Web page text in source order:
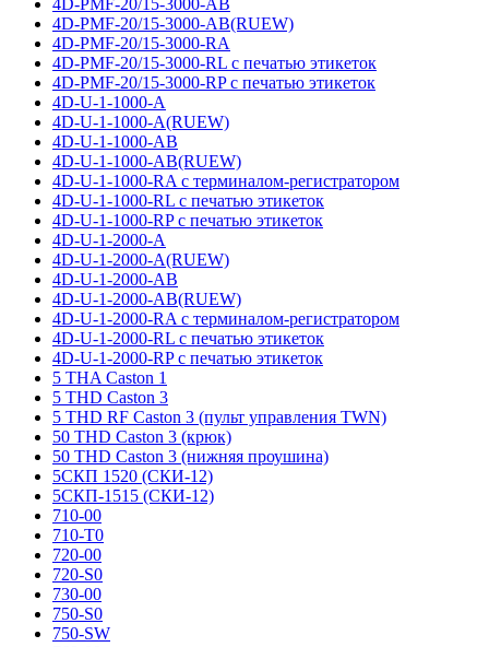
4D-PMF-20/15-3000-AB
4D-PMF-20/15-3000-AB(RUEW)
4D-PMF-20/15-3000-RA
4D-PMF-20/15-3000-RL с печатью этикеток
4D-PMF-20/15-3000-RP с печатью этикеток
4D-U-1-1000-A
4D-U-1-1000-A(RUEW)
4D-U-1-1000-AB
4D-U-1-1000-AB(RUEW)
4D-U-1-1000-RA с терминалом-регистратором
4D-U-1-1000-RL с печатью этикеток
4D-U-1-1000-RP с печатью этикеток
4D-U-1-2000-A
4D-U-1-2000-A(RUEW)
4D-U-1-2000-AB
4D-U-1-2000-AB(RUEW)
4D-U-1-2000-RA с терминалом-регистратором
4D-U-1-2000-RL с печатью этикеток
4D-U-1-2000-RP с печатью этикеток
5 THA Caston 1
5 THD Caston 3
5 THD RF Caston 3 (пульт управления TWN)
50 THD Caston 3 (крюк)
50 THD Caston 3 (нижняя проушина)
5СКП 1520 (СКИ-12)
5СКП-1515 (СКИ-12)
710-00
710-T0
720-00
720-S0
730-00
750-S0
750-SW